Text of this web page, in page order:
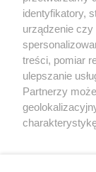
Redakcja
identyfikatory,
urządzenie czy
treści, pomiar
ulepszanie
Partnerzy